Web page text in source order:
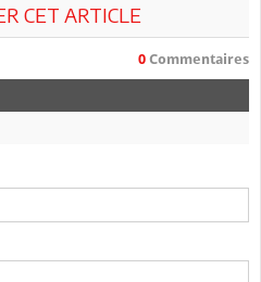
CET ARTICLE
0 Commentaires